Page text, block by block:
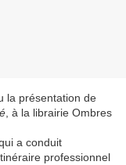
présentation de
, à la librairie Ombres
a conduit
professionnel